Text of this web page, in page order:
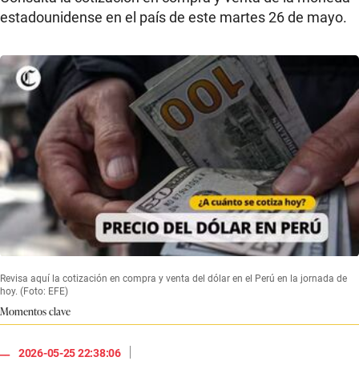
estadounidense en el país de este martes 26 de mayo.
Revisa aquí la cotización en compra y venta del dólar en el Perú en la jornada de
hoy. (Foto: EFE)
Momentos clave
2026-05-25 22:38:06
|